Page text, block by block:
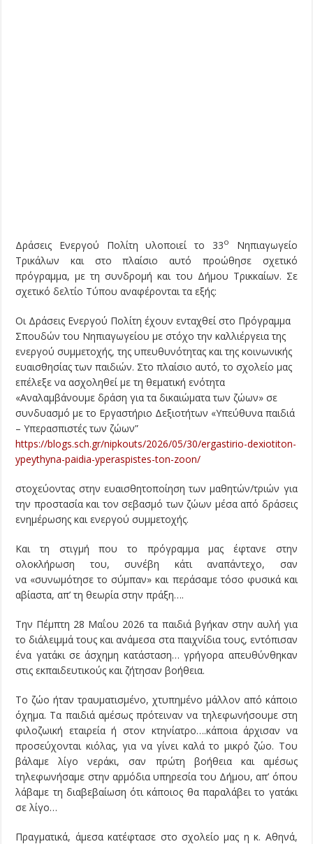
Δράσεις Ενεργού Πολίτη υλοποιεί το 33ο
Νηπιαγωγείο
Τρικάλων και στο πλαίσιο αυτό προώθησε σχετικό
πρόγραμμα, με τη συνδρομή και του Δήμου Τρικκαίων. Σε
σχετικό δελτίο Τύπου αναφέρονται τα εξής:
Οι Δράσεις Ενεργού Πολίτη έχουν ενταχθεί στο Πρόγραμμα
Σπουδών του Νηπιαγωγείου με στόχο την καλλιέργεια της
ενεργού συμμετοχής, της υπευθυνότητας και της κοινωνικής
ευαισθησίας των παιδιών. Στο πλαίσιο αυτό, το σχολείο μας
επέλεξε να ασχοληθεί με τη θεματική ενότητα
«Αναλαμβάνουμε δράση για τα δικαιώματα των ζώων» σε
συνδυασμό με το Εργαστήριο Δεξιοτήτων «Υπεύθυνα παιδιά
– Υπερασπιστές των ζώων”
https://blogs.sch.gr/nipkouts/2026/05/30/ergastirio-dexiotiton-
ypeythyna-paidia-yperaspistes-ton-zoon/
στοχεύοντας στην ευαισθητοποίηση των μαθητών/τριών για
την προστασία και τον σεβασμό των ζώων μέσα από δράσεις
ενημέρωσης και ενεργού συμμετοχής.
Και τη στιγμή που το πρόγραμμα μας έφτανε στην
ολοκλήρωση του, συνέβη κάτι αναπάντεχο, σαν
να «συνωμότησε το σύμπαν» και περάσαμε τόσο φυσικά και
αβίαστα, απ’ τη θεωρία στην πράξη….
Την Πέμπτη 28 Μαΐου 2026 τα παιδιά βγήκαν στην αυλή για
το διάλειμμά τους και ανάμεσα στα παιχνίδια τους, εντόπισαν
ένα γατάκι σε άσχημη κατάσταση… γρήγορα απευθύνθηκαν
στις εκπαιδευτικούς και ζήτησαν βοήθεια.
Το ζώο ήταν τραυματισμένο, χτυπημένο μάλλον από κάποιο
όχημα. Τα παιδιά αμέσως πρότειναν να τηλεφωνήσουμε στη
φιλοζωική εταιρεία ή στον κτηνίατρο….κάποια άρχισαν να
προσεύχονται κιόλας, για να γίνει καλά το μικρό ζώο. Του
βάλαμε λίγο νεράκι, σαν πρώτη βοήθεια και αμέσως
τηλεφωνήσαμε στην αρμόδια υπηρεσία του Δήμου, απ’ όπου
λάβαμε τη διαβεβαίωση ότι κάποιος θα παραλάβει το γατάκι
σε λίγο…
Πραγματικά, άμεσα κατέφτασε στο σχολείο μας η κ. Αθηνά,